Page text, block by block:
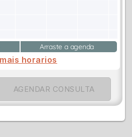
Arraste a agenda
horarios
AGENDAR CONSULTA